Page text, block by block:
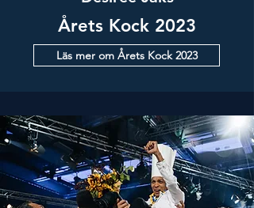
Årets Kock 2023
Läs mer om Årets Kock 2023